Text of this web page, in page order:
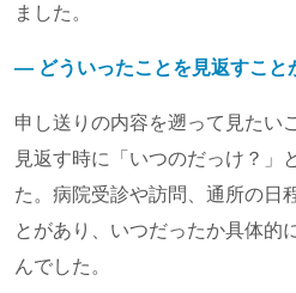
ました。
― どういったことを見返すこと
申し送りの内容を遡って見たい
見返す時に「いつのだっけ？」
た。病院受診や訪問、通所の日
とがあり、いつだったか具体的
んでした。